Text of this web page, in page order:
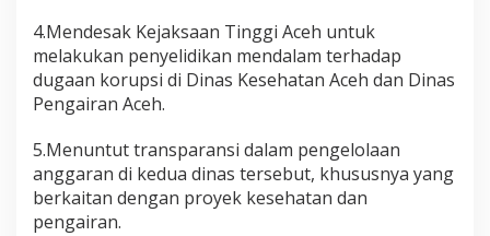
4.Mendesak Kejaksaan Tinggi Aceh untuk
melakukan penyelidikan mendalam terhadap
dugaan korupsi di Dinas Kesehatan Aceh dan Dinas
Pengairan Aceh.
5.Menuntut transparansi dalam pengelolaan
anggaran di kedua dinas tersebut, khususnya yang
berkaitan dengan proyek kesehatan dan
pengairan.